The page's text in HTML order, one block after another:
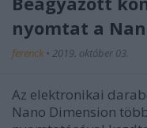
nyomtat a
ferenck • 2019. október 03.
Az elektronikai
Nano Dimension